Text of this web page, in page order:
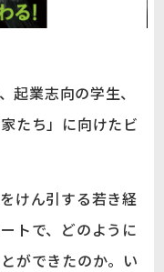
起業志向の学生、
たち」に向けたビ
けん引する若き経
トで、どのように
ができたのか。い